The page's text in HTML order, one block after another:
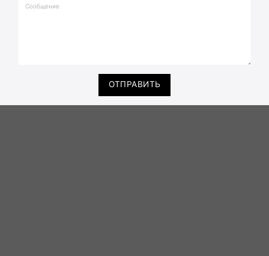
ОТПРАВИТЬ